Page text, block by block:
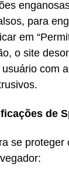
para
em
o site
com
de
se proteger